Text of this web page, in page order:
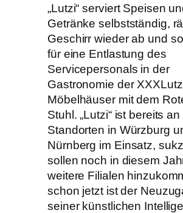
„Lutzi“ serviert Speisen
Getränke selbstständig,
Geschirr wieder ab und
für eine Entlastung des
Servicepersonals in der
Gastronomie der XXXLutz
Möbelhäuser mit dem
Stuhl. „Lutzi“ ist bereits
Standorten in Würzburg
Nürnberg im Einsatz,
sollen noch in diesem
weitere Filialen
schon jetzt ist der
seiner künstlichen